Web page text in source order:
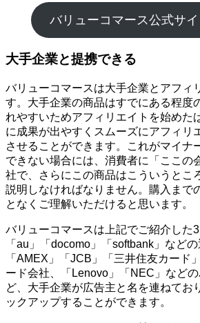
バリューコマース公式サ
大手企業と提携できる
バリューコマースは大手企業とアフィ
す。大手企業の商品はすでにある程度
れやすいためアフィリエイトを始めた
に成果が出やすくスムーズにアフィリ
させることができます。これがマイナ
できない場合には、消費者に「ここの
社で、さらにこの商品はこういうとこ
説明しなければなりません。購入まで
となくご理解いただけると思います。
バリューコマースは上記でご紹介した
「au」「docomo」「softbank」など
「AMEX」「JCB」「三井住友カード
ード会社、「Lenovo」「NEC」など
ど、大手企業が広告主と名を連ねてお
ックアップすることができます。